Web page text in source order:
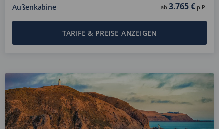
Außenkabine ab 3.765 € p.P.
TARIFE & PREISE ANZEIGEN